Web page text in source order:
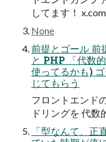
してます！
None
前提とゴール
と PHP 「代数
使ってるかも)
じてもらう
フロントエンド
ドリングを 代
「型なんて、正